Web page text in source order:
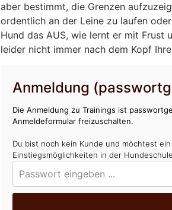
aber bestimmt, die Grenzen
ordentlich an der Leine zu laufen
Hund das AUS, wie lernt er mit Frust
leider nicht immer nach dem Kopf
Anmeldung
Die Anmeldung zu Trainings ist
Anmeldeformular freizuschalten.
Du bist noch kein Kunde und möchtest
Einstiegsmöglichkeiten in der